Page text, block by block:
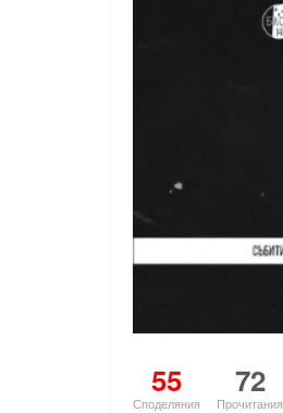
55
Споделяния
72
Прочитания